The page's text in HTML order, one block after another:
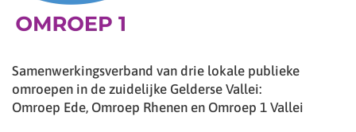
Samenwerkingsverband van drie lokale publieke
omroepen in de zuidelijke Gelderse Vallei:
Omroep Ede, Omroep Rhenen en Omroep 1 Vallei